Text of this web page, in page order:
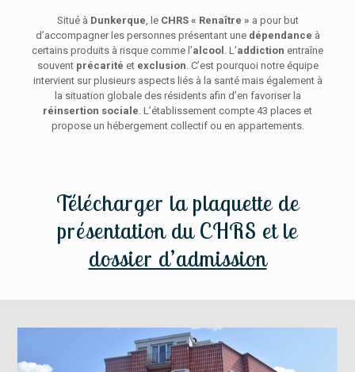
Situé à Dunkerque, le CHRS « Renaître » a pour but
d’accompagner les personnes présentant une dépendance à
certains produits à risque comme l’alcool . L’addiction entraîne
souvent précarité et exclusion. C’est pourquoi notre équipe
intervient sur plusieurs aspects liés à la santé mais également à
la situation globale des résidents afin d’en favoriser la
réinsertion sociale. L’établissement compte 43 places et
propose un hébergement collectif ou en appartements.
Télécharger la plaquette de
présentationdu CHRS et le
dossier d’admission